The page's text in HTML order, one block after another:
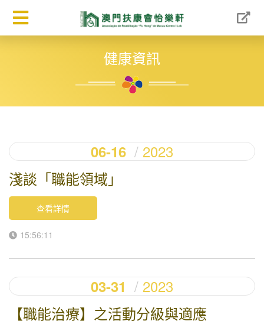
健康資訊
06-16
2023
淺談「職能領域」
查看詳情
15:56:11
03-31
2023
【職能治療】之活動分級與適應